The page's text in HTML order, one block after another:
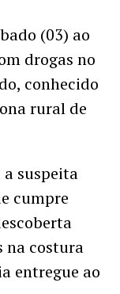
(03) ao
drogas no
conhecido
rural de
a suspeita
cumpre
na costura
entregue ao